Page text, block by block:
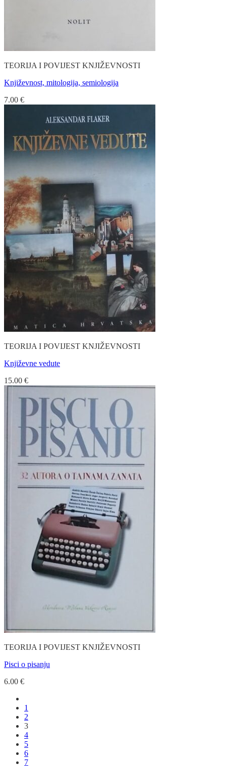
TEORIJA I POVIJEST KNJIŽEVNOSTI
Književnost, mitologija, semiologija
7.00 €
TEORIJA I POVIJEST KNJIŽEVNOSTI
Književne vedute
15.00 €
TEORIJA I POVIJEST KNJIŽEVNOSTI
Pisci o pisanju
6.00 €
1
2
3
4
5
6
7